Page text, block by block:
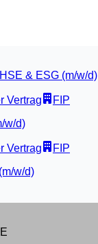
& ESG (m/w/d)
Vertrag
FIP
w/d)
Vertrag
FIP
w/d)